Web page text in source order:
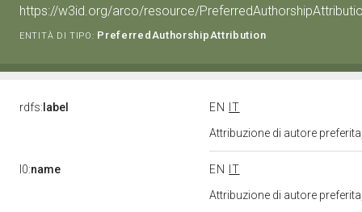
https://w3id.org/arco/resource/
ENTITÀ DI TIPO: PreferredAuthorshipAttribution
rdfs: label EN
IT
Attribuzione di autore
l0:name EN
IT
Attribuzione di autore